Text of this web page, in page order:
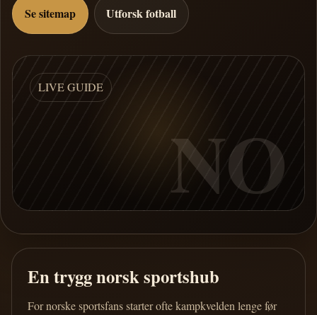
Se sitemap Utforsk fotball
LIVE GUIDE
NO
En trygg norsk sportshub
For norske sportsfans starter ofte kampkvelden lenge før